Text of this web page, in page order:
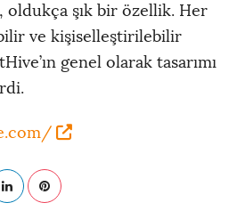
oldukça şık bir özellik. Her
ve kişiselleştirilebilir
genel olarak tasarımı